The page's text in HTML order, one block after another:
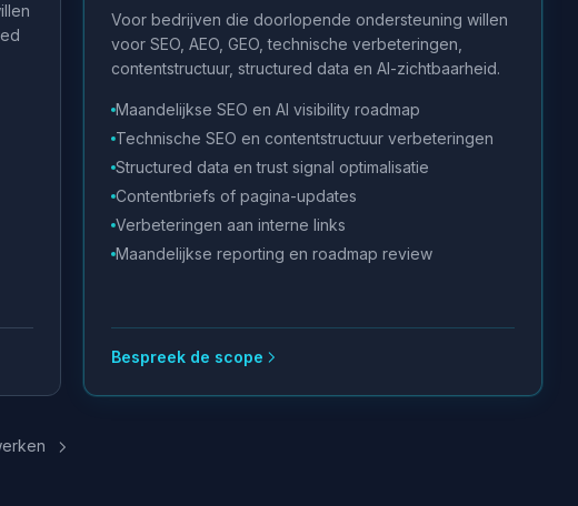
Voor bedrijven die doorlopende ondersteuning willen
voor SEO, AEO, GEO, technische verbeteringen,
contentstructuur, structured data en AI-zichtbaarheid.
Maandelijkse SEO en AI visibility roadmap
Technische SEO en contentstructuur verbeteringen
Structured data en trust signal optimalisatie
Contentbriefs of pagina-updates
Verbeteringen aan interne links
Maandelijkse reporting en roadmap review
Bespreek de scope